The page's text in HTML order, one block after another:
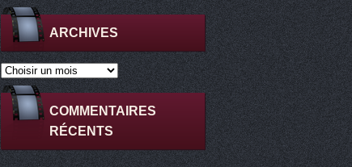
ARCHIVES
COMMENTAIRES
RÉCENTS